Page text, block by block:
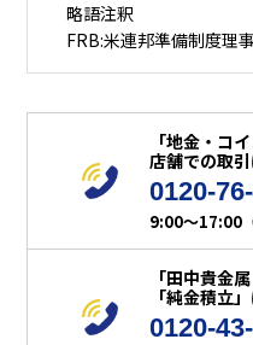
略語注釈
FRB:米連邦準備制度理
「地金・コ
店舗での取
0120-
9:00～17:00
「田中貴金
「純金積立
0120-